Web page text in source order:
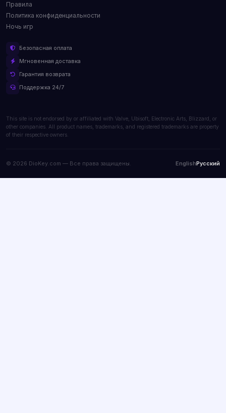
Правила
Политика конфиденциальности
Ночь игр
Безопасная оплата
Мгновенная доставка
Гарантия возврата
Поддержка 24/7
This site is not endorsed by or affiliated with Valve, Ubisoft, Electronic Arts, Blizzard, or
other companies. All product names, trademarks, and registered trademarks are property
of their respective owners.
© 2026 DioKey.com — Все права защищены. EnglishРусский